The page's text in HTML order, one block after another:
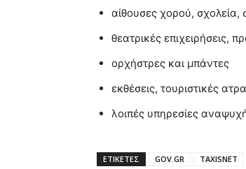
αίθουσες χορού, σχολεία,
θεατρικές επιχειρήσεις,
ορχήστρες και μπάντες
εκθέσεις, τουριστικές
λοιπές υπηρεσίες
ΕΤΙΚΈΤΕΣ GOV.GR TAXISNET